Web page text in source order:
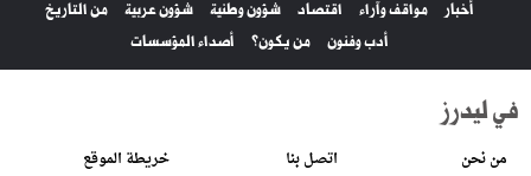
أخبار مواقف وآراء اقتصاد شؤون وطنية شؤون عربية
من التاريخ
أدب وفنون
من يكون؟ أصداء المؤسسات
في ليدرز
من نحن اتصل بنا خريطة الموقع